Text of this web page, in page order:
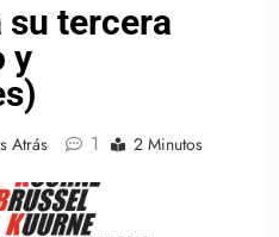
su tercera
y
Atrás 1 2 Minutos